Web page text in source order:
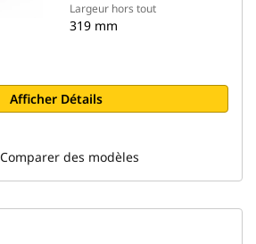
Largeur hors tout
319 mm
Afficher Détails
Comparer des modèles